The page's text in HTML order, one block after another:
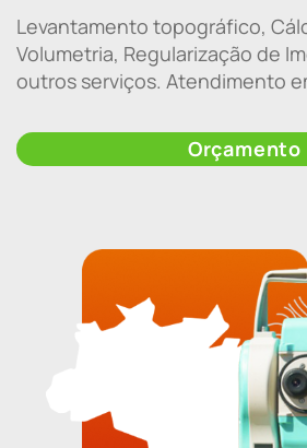
Levantamento topográfico,
Volumetria, Regularização de
outros serviços. Atendimento
Orçamento